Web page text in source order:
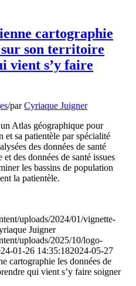
cartographie
sur son territoire
vient s’y faire
/parCyriaque Juigner
Atlas géographique pour
et sa patientèle par spécialité
des données de santé
des données de santé issues
les bassins de population
la patientèle.
uploads/2024/01/vignette-
Juigner
uploads/2025/10/logo-
01-26 14:35:182024-05-27
cartographie les données de
qui vient s’y faire soigner